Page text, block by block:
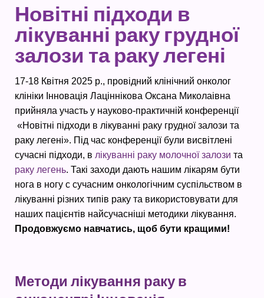
Новітні підходи в
лікуванні раку грудної
залози та раку легені
17-18 Квітня 2025 р., провідний клінічний онколог
клініки Інновація Лаціннікова Оксана Миколаівна
прийняла участь у науково-практичній конференції
«Новітні підходи в лікуванні раку грудної залози та
раку легені». Під час конференції були висвітлені
сучасні підходи, в лікуванні раку молочної залози та
раку легень. Такі заходи дають нашим лікарям бути
нога в ногу с сучасним онкологічним суспільством в
лікуванні різних типів раку та використовувати для
наших пацієнтів найсучасніші методики лікування.
Продовжуємо навчатись, щоб бути кращими!
Методи лікування раку в